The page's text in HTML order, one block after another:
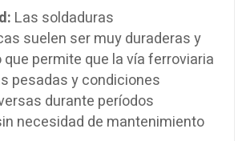
Las soldaduras
suelen ser muy duraderas y
permite que la vía ferroviaria
pesadas y condiciones
durante períodos
necesidad de mantenimiento